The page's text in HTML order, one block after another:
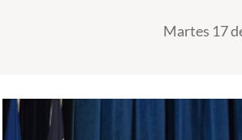
Martes 17